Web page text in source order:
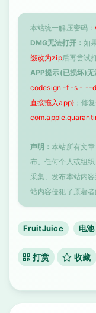
本站统一解压密码：
DMG无法打开： 如
缀改为zip后再尝试
APP提示(已损坏)无
codesign -f -s - --
直接拖入app}；修复
声明：本站所有文
布。任何个人或组
采集、发布本站内
站内容侵犯了原著者
FruitJuice 电池
打赏 收藏